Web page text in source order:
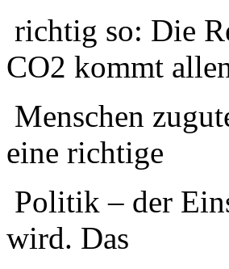
richtig so: Die
CO2 kommt
Menschen
eine richtige
Politik – der
wird. Das